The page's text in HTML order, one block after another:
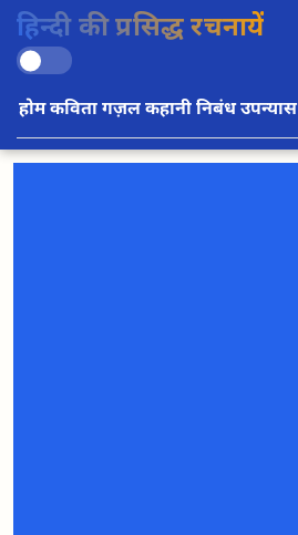
हिन्दी की प्रसिद्ध रचनायें
होमकवितागज़लकहानीनिबंधउपन्यास